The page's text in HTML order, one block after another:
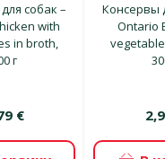
собак –
with
in broth,
г
€
Консервы
Ontario